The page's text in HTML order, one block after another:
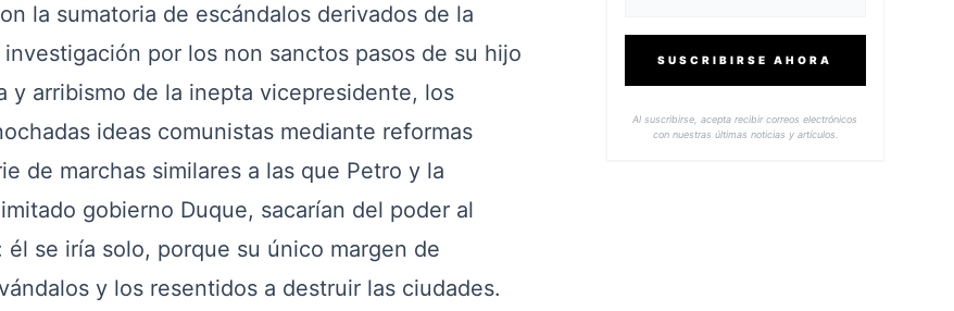
la sumatoria de escándalos derivados de la
investigación por los non sanctos pasos de su hijo
y arribismo de la inepta vicepresidente, los
ideas comunistas mediante reformas
de marchas similares a las que Petro y la
gobierno Duque, sacarían del poder al
se iría solo, porque su único margen de
y los resentidos a destruir las ciudades.
SUSCRIBIRSE AHORA
Al suscribirse, acepta recibir correos electrónicos
con nuestras últimas noticias y artículos.